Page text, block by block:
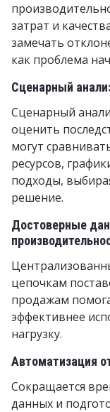
затрат и
замечать
как проблема
Сценарный
Сценарный
оценить
могут
ресурсов,
подходы,
решение.
Достоверные
цепочкам
продажам
эффективнее
нагрузку.
Автоматизация
Сокращается
данных и